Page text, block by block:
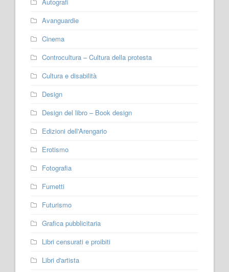
Autografi
Avanguardie
Cinema
Controcultura – Cultura della protesta
Cultura e disabilità
Design
Design del libro – Book design
Edizioni dell'Arengario
Erotismo
Fotografia
Fumetti
Futurismo
Grafica pubblicitaria
Libri censurati e proibiti
Libri d'artista